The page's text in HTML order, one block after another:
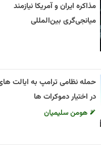
مذاکره ایران و آمریکا نیازمند
میانجی‌گری بین‌المللی
حمله نظامی ترامپ به ایالت
در اختیار دموکرات ها
هومن سلیمیان